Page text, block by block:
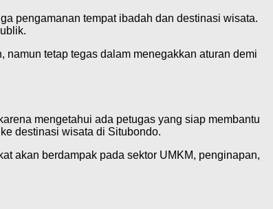
pengamanan tempat ibadah dan destinasi wisata.
tetap tegas dalam menegakkan aturan demi
mengetahui ada petugas yang siap membantu
destinasi wisata di Situbondo.
akan berdampak pada sektor UMKM, penginapan,